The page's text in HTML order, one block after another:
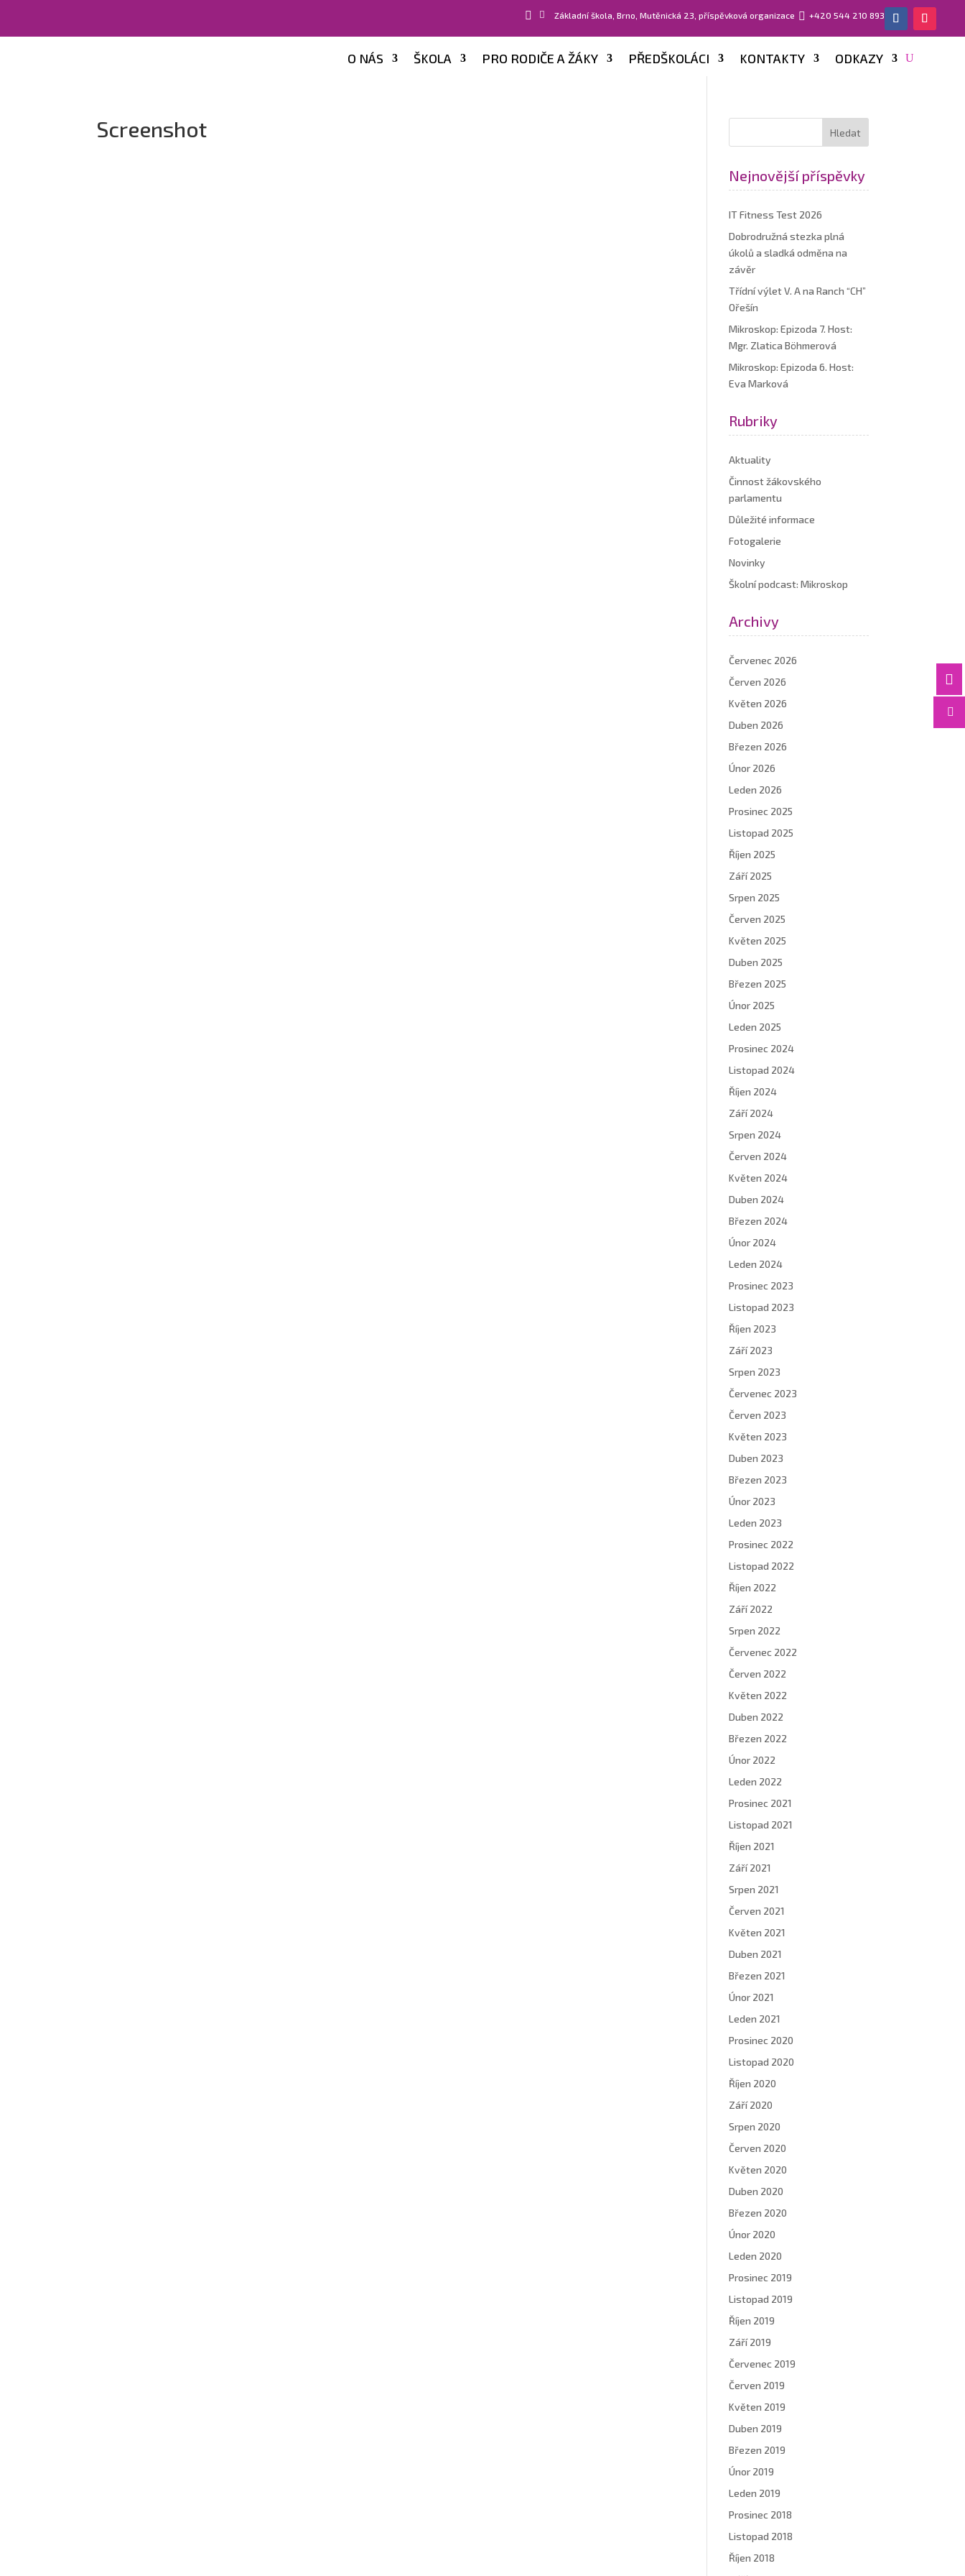
  Základní škola, Brno, Mutěnická 23, příspěvková organizace  +420 544 210 893
O NÁS ŠKOLA PRO RODIČE A ŽÁKY PŘEDŠKOLÁCI KONTAKTY ODKAZY


Screenshot
Nejnovější příspěvky
IT Fitness Test 2026
Dobrodružná stezka plná
úkolů a sladká odměna na
závěr
Třídní výlet V. A na Ranch “CH”
Ořešín
Mikroskop: Epizoda 7. Host:
Mgr. Zlatica Böhmerová
Mikroskop: Epizoda 6. Host:
Eva Marková
Rubriky
Aktuality
Činnost žákovského
parlamentu
Důležité informace
Fotogalerie
Novinky
Školní podcast: Mikroskop
Archivy
Červenec 2026
Červen 2026
Květen 2026
Duben 2026
Březen 2026
Únor 2026
Leden 2026
Prosinec 2025
Listopad 2025
Říjen 2025
Září 2025
Srpen 2025
Červen 2025
Květen 2025
Duben 2025
Březen 2025
Únor 2025
Leden 2025
Prosinec 2024
Listopad 2024
Říjen 2024
Září 2024
Srpen 2024
Červen 2024
Květen 2024
Duben 2024
Březen 2024
Únor 2024
Leden 2024
Prosinec 2023
Listopad 2023
Říjen 2023
Září 2023
Srpen 2023
Červenec 2023
Červen 2023
Květen 2023
Duben 2023
Březen 2023
Únor 2023
Leden 2023
Prosinec 2022
Listopad 2022
Říjen 2022
Září 2022
Srpen 2022
Červenec 2022
Červen 2022
Květen 2022
Duben 2022
Březen 2022
Únor 2022
Leden 2022
Prosinec 2021
Listopad 2021
Říjen 2021
Září 2021
Srpen 2021
Červen 2021
Květen 2021
Duben 2021
Březen 2021
Únor 2021
Leden 2021
Prosinec 2020
Listopad 2020
Říjen 2020
Září 2020
Srpen 2020
Červen 2020
Květen 2020
Duben 2020
Březen 2020
Únor 2020
Leden 2020
Prosinec 2019
Listopad 2019
Říjen 2019
Září 2019
Červenec 2019
Červen 2019
Květen 2019
Duben 2019
Březen 2019
Únor 2019
Leden 2019
Prosinec 2018
Listopad 2018
Říjen 2018